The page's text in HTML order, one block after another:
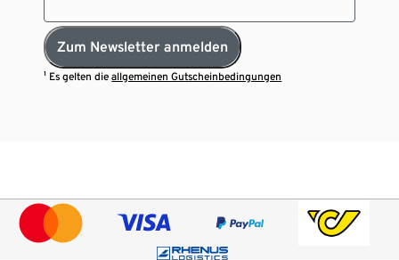
Zum Newsletter anmelden
¹ Es gelten dieallgemeinen Gutscheinbedingungen